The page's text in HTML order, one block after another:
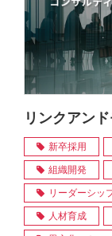
リンクアン
新卒採用
組織開発
リーダーシッ
人材育成